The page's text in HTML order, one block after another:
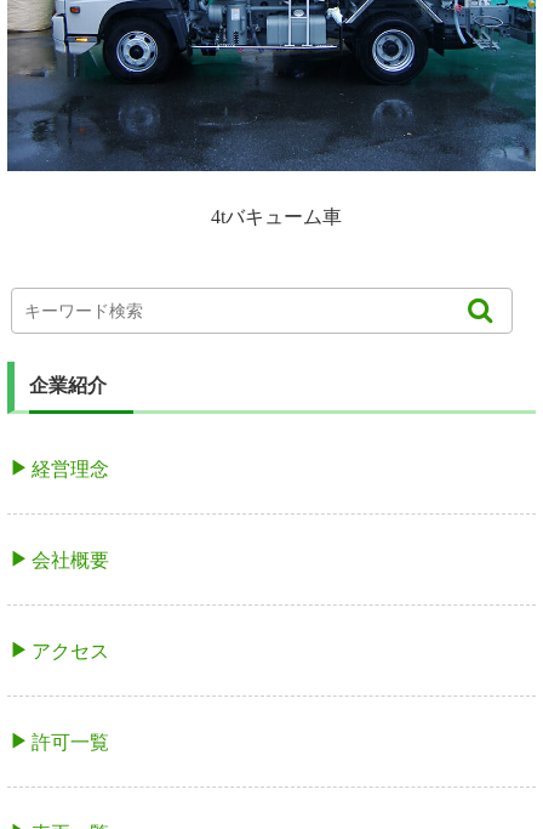
4tバキューム車
企業紹介
経営理念
会社概要
アクセス
許可一覧